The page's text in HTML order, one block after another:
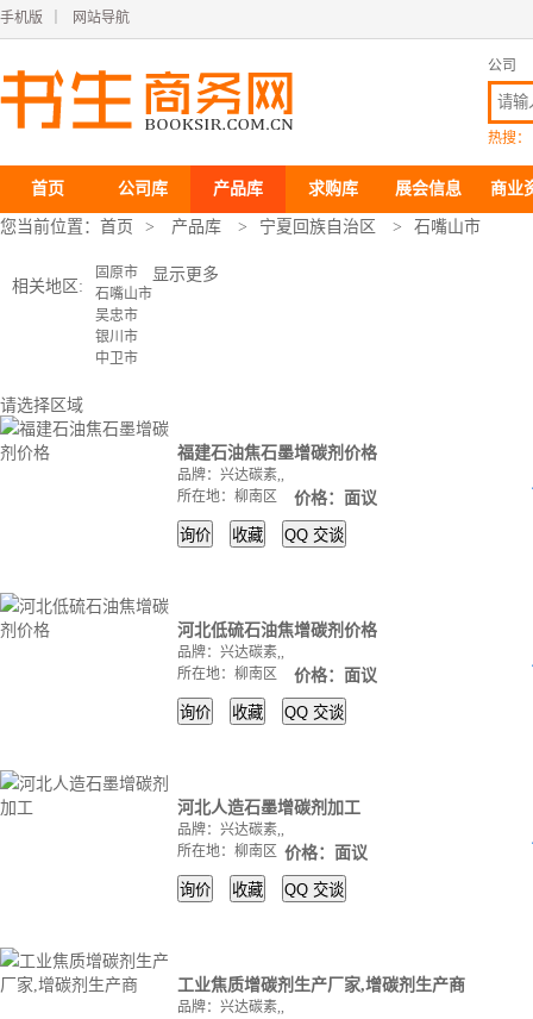
手机版 网站导航
公司
热搜：
首页 公司库 产品库 求购库 展会信息 商业
您当前位置： 首页 > 产品库 > 宁夏回族自治区 > 石嘴山市
相关地区:
固原市
石嘴山市
吴忠市
银川市
中卫市
显示更多
请选择区域
福建石油焦石墨增碳剂价格
品牌：兴达碳素,,
所在地：柳南区
价格：面议
询价 收藏 QQ 交谈
河北低硫石油焦增碳剂价格
品牌：兴达碳素,,
所在地：柳南区
价格：面议
询价 收藏 QQ 交谈
河北人造石墨增碳剂加工
品牌：兴达碳素,,
所在地：柳南区 价格：面议
询价 收藏 QQ 交谈
工业焦质增碳剂生产厂家,增碳剂生产商
品牌：兴达碳素,,